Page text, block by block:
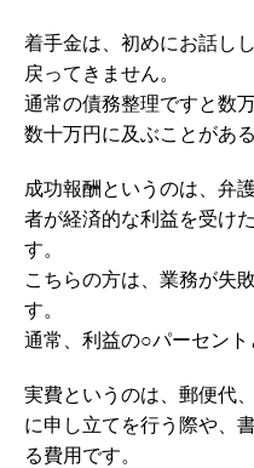
着手金は、初めにお話し
戻ってきません。
通常の債務整理ですと数
数十万円に及ぶことがあ
成功報酬というのは、弁
者が経済的な利益を受け
す。
こちらの方は、業務が失
す。
通常、利益の○パーセント
実費というのは、郵便代
に申し立てを行う際や、
る費用です。